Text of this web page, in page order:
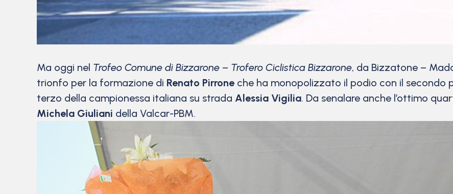
Ma oggi nel Trofeo Comune di Bizzarone – Trofero Ciclistica Bizzarone, da Bizzatone –
trionfo per la formazione di Renato Pirrone che ha monopolizzato il podio con il secondo
terzo della campionessa italiana su strada Alessia Vigilia. Da senalare anche l’ottimo
Michela Giuliani della Valcar-PBM.